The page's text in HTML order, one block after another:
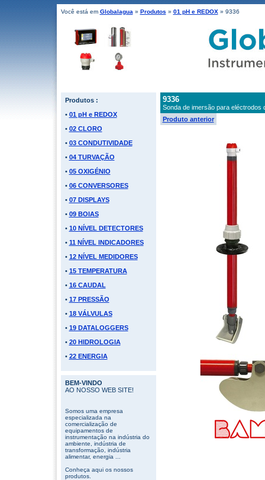
Você está em Globalagua » Produtos » 01 pH e REDOX» 9336
Produtos :
• 01 pH e REDOX
• 02 CLORO
• 03 CONDUTIVIDADE
• 04 TURVAÇÃO
• 05 OXIGÉNIO
• 06 CONVERSORES
• 07 DISPLAYS
• 09 BOIAS
• 10 NÍVEL DETECTORES
• 11 NÍVEL INDICADORES
• 12 NÍVEL MEDIDORES
• 15 TEMPERATURA
• 16 CAUDAL
• 17 PRESSÃO
• 18 VÁLVULAS
• 19 DATALOGGERS
• 20 HIDROLOGIA
• 22 ENERGIA
BEM-VINDO
AO NOSSO WEB SITE!
Somos uma empresa
especializada na
comercialização de
equipamentos de
instrumentação na indústria do
ambiente, indústria de
transformação, indústria
alimentar, energia ...
Conheça aqui os nossos
produtos.
9336
Sonda de imersão para eléctrodos
Produto anterior